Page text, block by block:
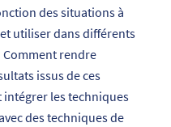
des situations à
utiliser dans différents
Comment rendre
issus de ces
les techniques
des techniques de